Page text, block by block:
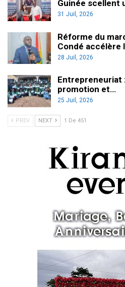
Guinée scellent
31 Juil, 2026
Réforme du
Condé accélère
28 Juil, 2026
Entrepreneuriat
promotion et…
25 Juil, 2026
PREV NEXT 1 De 451